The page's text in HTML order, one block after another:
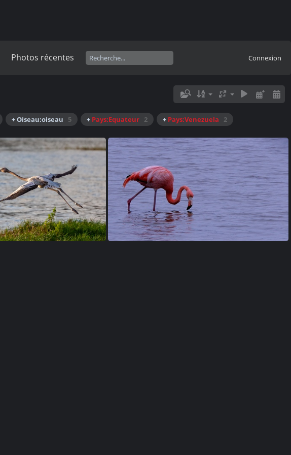
Photos récentes Connexion
+ Oiseau:oiseau 5 + Pays:Equateur 2 + Pays:Venezuela 2